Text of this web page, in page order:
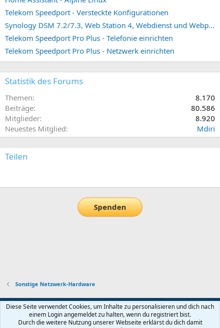
Telekom Speedport - Versteckte Konfigurationen
Synology DSM 7.2/7.3, Web Station 4, Webdienst und Webportal erstellen (ehemals vHost)
Telekom Speedport Pro Plus - Telefonie einrichten
Telekom Speedport Pro Plus - Netzwerk einrichten
Statistik des Forums
Themen
8.170
Beiträge
80.586
Mitglieder
8.920
Neuestes Mitglied
Mdiri
Teilen
Spenden
Sonstige Netzwerk-Hardware
Default-Theme
Nutzungsbedingungen
Datenschutz Hilfe und Impressum Start
Diese Seite verwendet Cookies, um Inhalte zu personalisieren und dich nach
einem Login angemeldet zu halten, wenn du registriert bist.
Durch die weitere Nutzung unserer Webseite erklärst du dich damit